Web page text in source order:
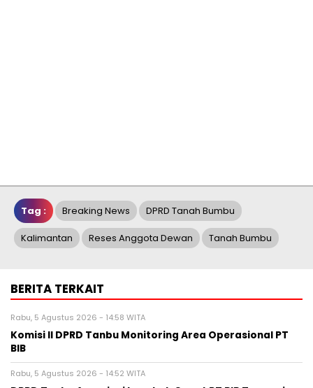
Tag : Breaking News DPRD Tanah Bumbu
Kalimantan Reses Anggota Dewan Tanah Bumbu
BERITA TERKAIT
Rabu, 5 Agustus 2026 - 14:58 WITA
Komisi II DPRD Tanbu Monitoring Area Operasional PT
BIB
Rabu, 5 Agustus 2026 - 14:52 WITA